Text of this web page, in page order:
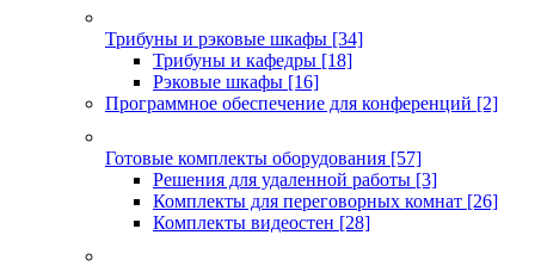
Трибуны и рэковые шкафы [34]
Трибуны и кафедры [18]
Рэковые шкафы [16]
Программное обеспечение для конференций [2]
Готовые комплекты оборудования [57]
Решения для удаленной работы [3]
Комплекты для переговорных комнат [26]
Комплекты видеостен [28]